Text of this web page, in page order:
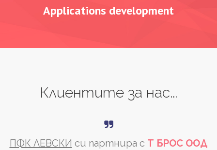
Applications development
Клиентите за нас...
ПФК ЛЕВСКИ си партнира с Т БРОС ООД